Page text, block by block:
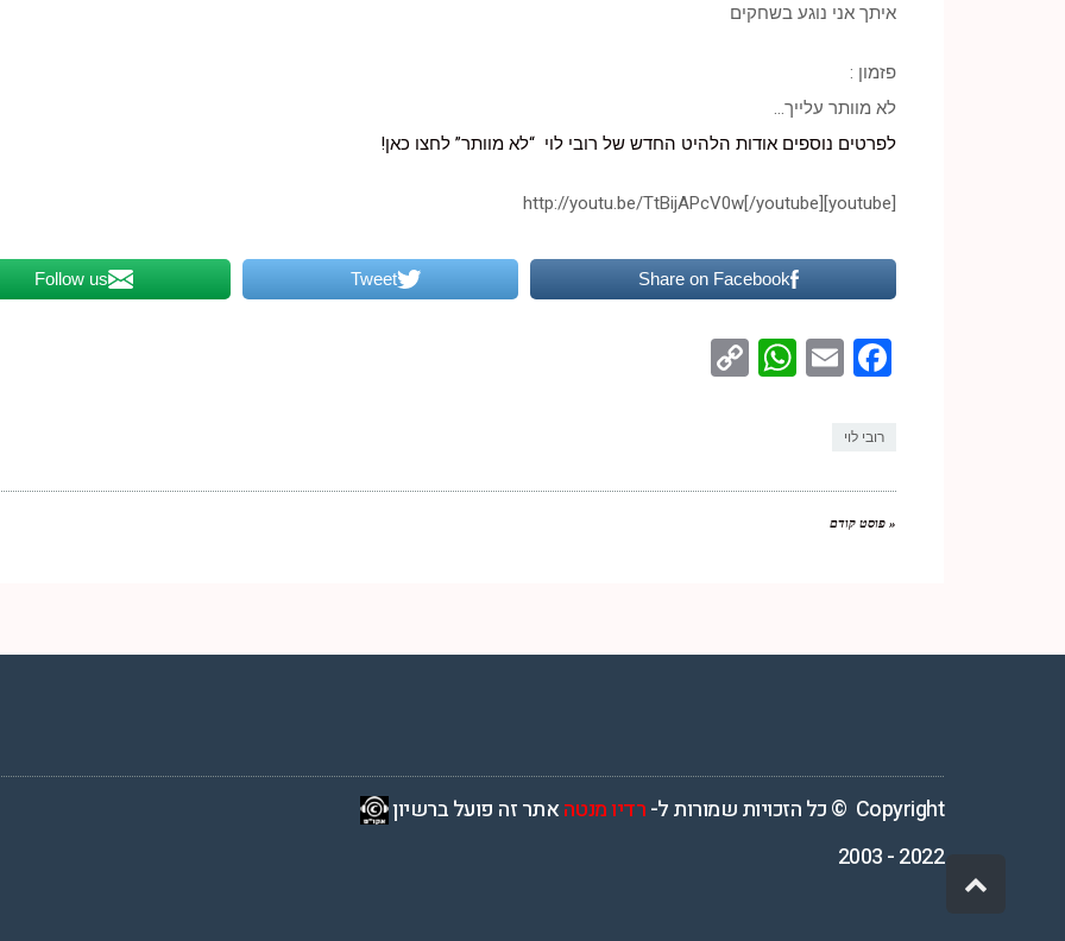
איתך אני נוגע בשחקים
פזמון :
לא מוותר עלייך…
לפרטים נוספים אודות הלהיט החדש של רובי לוי “לא מוותר” לחצו כאן!
[youtube]http://youtu.be/TtBijAPcV0w[/youtube]
Share on Facebook
Tweet
Follow us
Facebook
Email
WhatsApp
רובי לוי
« פוסט קודם
Copyright © כל הזכויות שמורות ל- רדיו מנטהאתר זה פועל ברשיון
2022 - 2003